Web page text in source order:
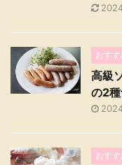
おす
高級
の2種
おす